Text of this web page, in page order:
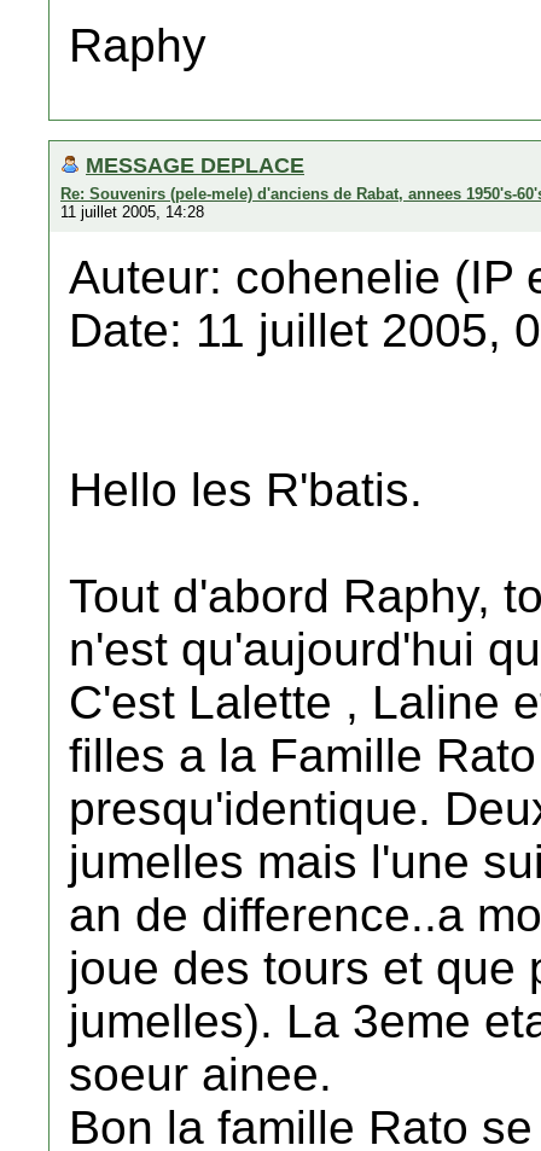
Raphy
MESSAGE DEPLACE
Re: Souvenirs (pele-mele) d'anciens de Rabat, annees 1950's-
11 juillet 2005, 14:28
Auteur: cohenelie (IP
Date: 11 juillet 2005,
Hello les R'batis.
Tout d'abord Raphy,
n'est qu'aujourd'hui
C'est Lalette , Laline
filles a la Famille
presqu'identique.
jumelles mais l'une
an de difference..a
joue des tours et que
jumelles). La 3eme
soeur ainee.
Bon la famille Rato